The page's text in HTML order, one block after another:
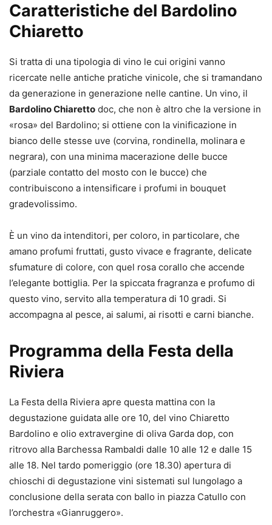
Caratteristiche del Bardolino
Chiaretto
Si tratta di una tipologia di vino le cui origini vanno
ricercate nelle antiche pratiche vinicole, che si tramandano
da generazione in generazione nelle cantine. Un vino, il
Bardolino Chiaretto doc, che non è altro che la versione in
«rosa» del Bardolino; si ottiene con la vinificazione in
bianco delle stesse uve (corvina, rondinella, molinara e
negrara), con una minima macerazione delle bucce
(parziale contatto del mosto con le bucce) che
contribuiscono a intensificare i profumi in bouquet
gradevolissimo.
È un vino da intenditori, per coloro, in particolare, che
amano profumi fruttati, gusto vivace e fragrante, delicate
sfumature di colore, con quel rosa corallo che accende
l’elegante bottiglia. Per la spiccata fragranza e profumo di
questo vino, servito alla temperatura di 10 gradi. Si
accompagna al pesce, ai salumi, ai risotti e carni bianche.
Programma della Festa della
Riviera
La Festa della Riviera apre questa mattina con la
degustazione guidata alle ore 10, del vino Chiaretto
Bardolino e olio extravergine di oliva Garda dop, con
ritrovo alla Barchessa Rambaldi dalle 10 alle 12 e dalle 15
alle 18. Nel tardo pomeriggio (ore 18.30) apertura di
chioschi di degustazione vini sistemati sul lungolago a
conclusione della serata con ballo in piazza Catullo con
l’orchestra «Gianruggero».